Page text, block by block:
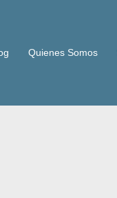
Quienes Somos